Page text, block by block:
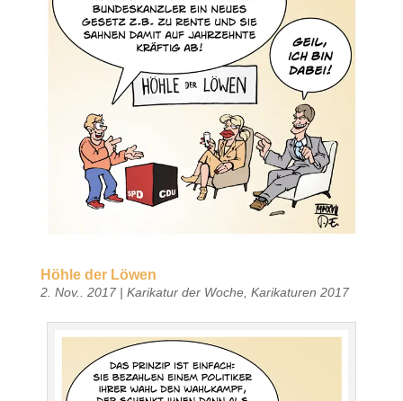
Höhle der Löwen
2. Nov.. 2017| Karikatur der Woche, Karikaturen 2017